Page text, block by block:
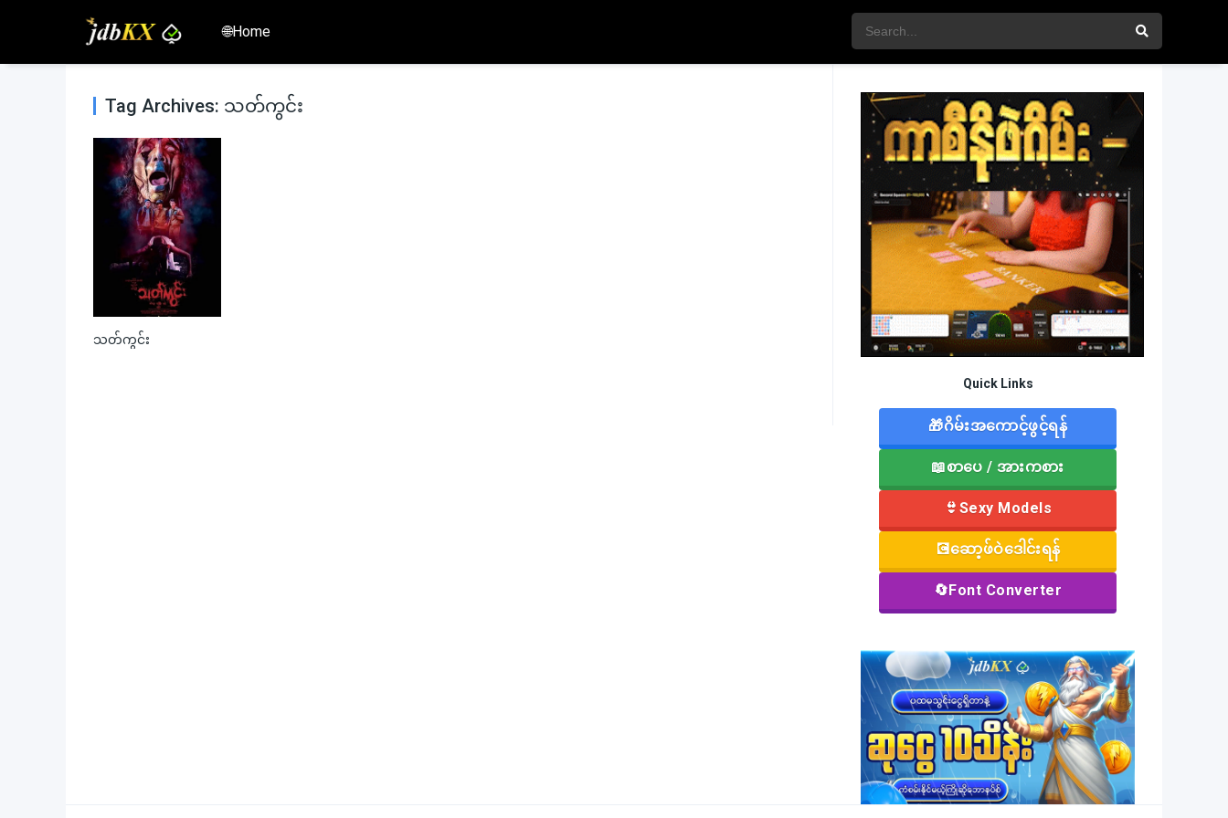
🌐Home
Tag Archives: သတ်ကွင်း
သတ်ကွင်း
Quick Links
🎁ဂိမ်းအကောင့်ဖွင့်ရန်
📖စာပေ / အားကစား
👙Sexy Models
💽ဆော့ဖ်ဝဲဒေါင်းရန်
🔄Font Converter